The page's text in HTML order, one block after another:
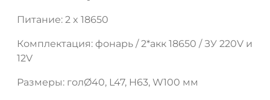
Питание: 2 x 18650
Комплектация: фонарь / 2*акк 18650 / ЗУ 220V и
12V
Размеры: голØ40, L47, H63, W100 мм